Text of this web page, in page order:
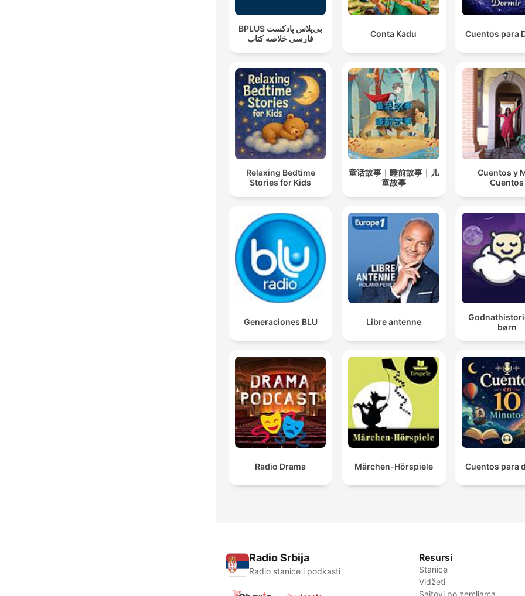
‌BPLUS بی‌پلاس پادکست
فارسی خلاصه کتاب
Conta Kadu Cuentos para
Relaxing Bedtime
Stories for Kids
童话故事｜睡前故事｜儿
童故事
Cuentos y
Cuentos
Generaciones BLU Libre antenne
børn
Radio Drama Märchen-Hörspiele Cuentos para
Radio Srbija
Radio stanice i podkasti
Resursi
Stanice
Vidžeti
Sajtovi po zemljama